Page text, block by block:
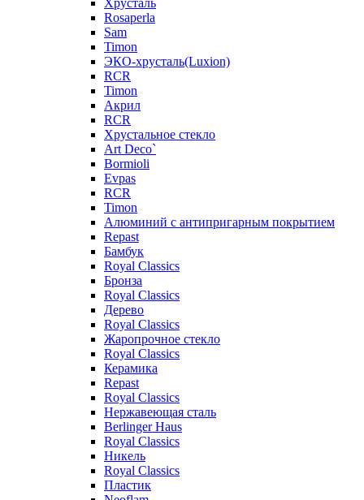
Хрусталь
Rosaperla
Sam
Timon
ЭКО-хрусталь(Luxion)
RCR
Timon
Акрил
RCR
Хрустальное стекло
Art Deco`
Bormioli
Evpas
RCR
Timon
Алюминий с антипригарным покрытием
Repast
Бамбук
Royal Classics
Бронза
Royal Classics
Дерево
Royal Classics
Жаропрочное стекло
Royal Classics
Керамика
Repast
Royal Classics
Нержавеющая сталь
Berlinger Haus
Royal Classics
Никель
Royal Classics
Пластик